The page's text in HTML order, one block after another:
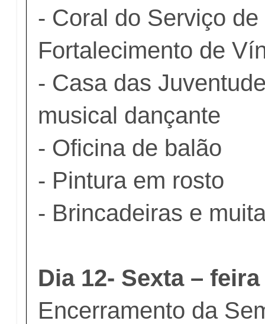
- Coral do Serviço
Fortalecimento de
- Casa das
musical dançante
- Oficina de balão
- Pintura em rosto
- Brincadeiras e
Dia 12- Sexta – feira
Encerramento da